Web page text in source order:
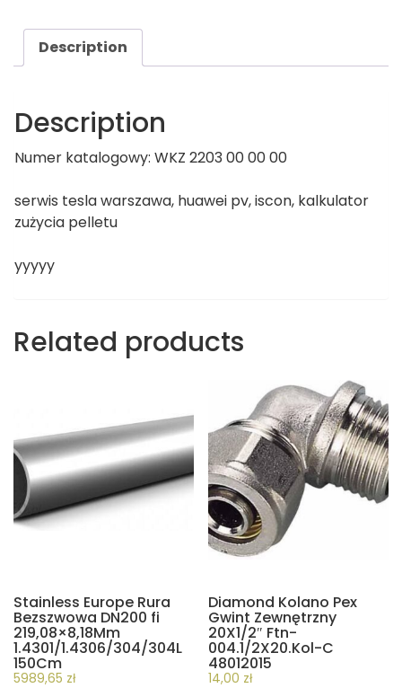
Description
Description
Numer katalogowy: WKZ 2203 00 00 00
serwis tesla warszawa, huawei pv, iscon, kalkulator
zużycia pelletu
yyyyy
Related products
Stainless Europe Rura
Bezszwowa DN200 fi
219,08×8,18Mm
1.4301/1.4306/304/304L
150Cm
5989,65 zł
Diamond Kolano Pex
Gwint Zewnętrzny
20X1/2″ Ftn-
004.1/2X20.Kol-C
48012015
14,00 zł